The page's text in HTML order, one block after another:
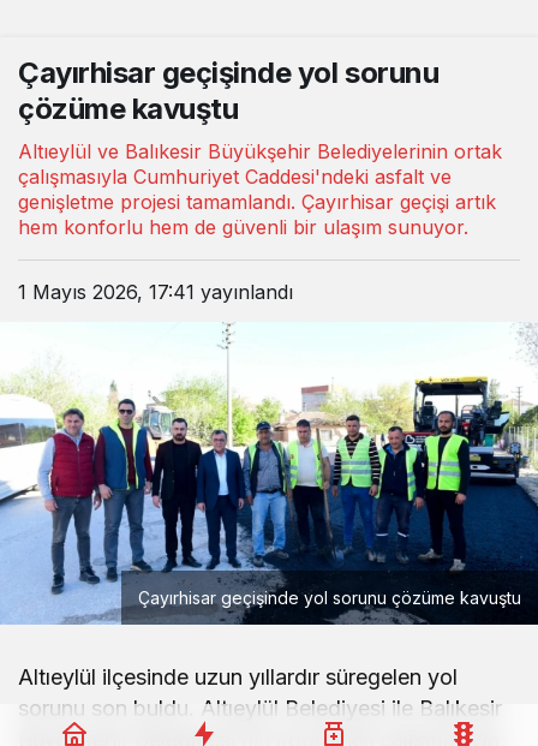
Çayırhisar geçişinde yol sorunu
çözüme kavuştu
Altıeylül ve Balıkesir Büyükşehir Belediyelerinin ortak
çalışmasıyla Cumhuriyet Caddesi'ndeki asfalt ve
genişletme projesi tamamlandı. Çayırhisar geçişi artık
hem konforlu hem de güvenli bir ulaşım sunuyor.
1 Mayıs 2026, 17:41 yayınlandı
Çayırhisar geçişinde yol sorunu çözüme kavuştu
Altıeylül ilçesinde uzun yıllardır süregelen yol
sorunu son buldu. Altıeylül Belediyesi ile Balıkesir
Büyükşehir Belediyesi’nin koordineli çalışmasıyla,